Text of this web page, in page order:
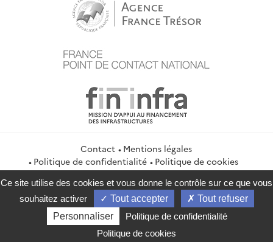
Contact
Mentions légales
Politique de confidentialité
Politique de cookies
Gestion des cookies
Flux RSS
service-public.gouv.fr
legifrance.gouv.fr
info.gouv.fr
data.gouv.fr
2026 Direction générale du Trésor
Ce site utilise des cookies et vous donne le contrôle sur ce que vous
souhaitez activer
Tout accepter
Tout refuser
Personnaliser
Politique de confidentialité
Politique de cookies